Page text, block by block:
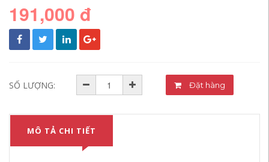
191,000 đ
SỐ LƯỢNG: Đặt hàng
MÔ TẢ CHI TIẾT